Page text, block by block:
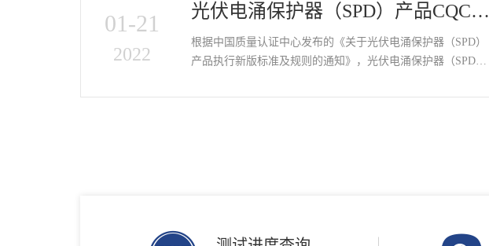
01-21
2022
光伏电涌保护器（SPD）产品CQC认
证执行新版标准及规则
根据中国质量认证中心发布的《关于光伏电涌保护器（SPD）
产品执行新版标准及规则的通知》，光伏电涌保护器（SPD）C
保…